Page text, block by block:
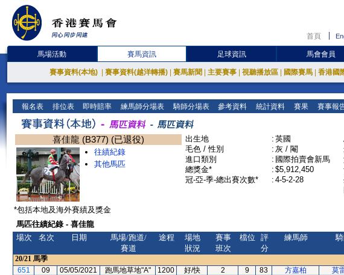
首頁
馬場活動 賽馬資訊 足球資訊 馬會會員
賽事資料(本地) 賽事資料(越洋轉播) 賽馬新聞 主要賽事 視聽播放區 國際賽馬 香港國
報名表 排位表 即時賠率 練馬師分場表 騎師分場表 參考資料 統計資料 賽果 賽事報
喜佳龍 (B377) (已退役)
往績紀錄
其他馬匹
出生地 : 英國
毛色 / 性別
: 灰 / 閹
進口類別
: 國際拍賣會新馬
總獎金*
: $5,912,450
冠-亞-季-總出賽次數*
: 4-5-2-28
*包括本地及海外賽績及獎金
馬匹往績紀錄 - 喜佳龍
場次
名次 日期
馬場/跑道/
賽道
途程
場地
狀況
賽事
班次
檔位
評
分
練馬師
20/21 馬季
651
09 05/05/2021 跑馬地草地"A" 1200 好/快 2 9 83 方嘉柏 莫